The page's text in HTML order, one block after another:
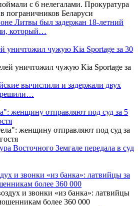
Литвы был задержан 18-летний
который…
уничтожил чужую Kia Sportage за 30
вычислили и задержали двух
решили…
женщину отправляют под суд за 5
Восточного Земгале передала в суд
и звонки «из банка»: латвийцы за
более 360 000